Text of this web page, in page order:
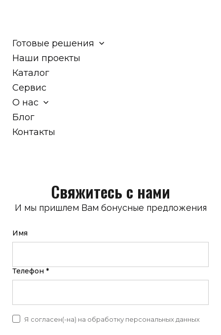
Готовые решения
Наши проекты
Каталог
Сервис
О нас
Блог
Контакты
Свяжитесь с нами
И мы пришлем Вам бонусные предложения
Имя
Телефон *
Я согласен(-на) на обработку персональных данных